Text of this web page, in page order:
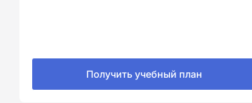
Получить учебный план